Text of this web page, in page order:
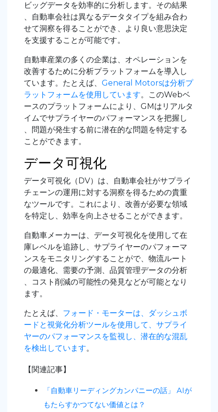
ビッグデータを効率的に分析します。その結果
、自動車会社は異なるデータタイプを組み合わ
せて洞察を得ることができ、より良い意思決定
を支援することが可能です。
自動車産業の多くの企業は、オペレーションを
改善するために分析プラットフォームを導入し
ています。たとえば、 General Motorsは分析プ
ラットフォームを使用しています。このWebベ
ースのプラットフォームにより、GMはリアルタ
イムでサプライヤーのパフォーマンスを把握し
、問題が発生する前に潜在的な問題を特定する
ことができます。
データ可視化
データ可視化（DV）は、自動車会社がサプライ
チェーンの運用に対する洞察を得るための貴重
なツールです。これにより、改善が必要な領域
を特定し、効率を向上させることができます。
自動車メーカーは、データ可視化を使用して在
庫レベルを追跡し、サプライヤーのパフォーマ
ンスをモニタリングすることがで、物流ルート
の最適化、需要の予測、品質管理データの分析
、コスト削減の可能性の発見などが可能となり
ます。
たとえば、 フォード・モーターは、ダッシュボ
ードと視覚化分析ツールを使用して、サプライ
ヤーのパフォーマンスを監視し、潜在的な混乱
を検出しています。
【関連記事】
「自動車リーディングカンパニーの話」 AIが
もたらすかつてない価値とは？